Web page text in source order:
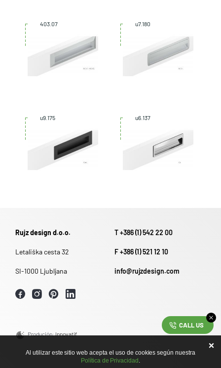
403.07 u7.180
u9.175 u6.137
Rujz design d.o.o.
Letališka cesta 32
SI-1000 Ljubljana
T +386 (1) 542 22 00
F +386 (1) 521 12 10
info@rujzdesign.com
Produción:Innovatif
CALL US
Al utilizar este sitio web acepta el uso de cookies según nuestra
Política de Privacidad .